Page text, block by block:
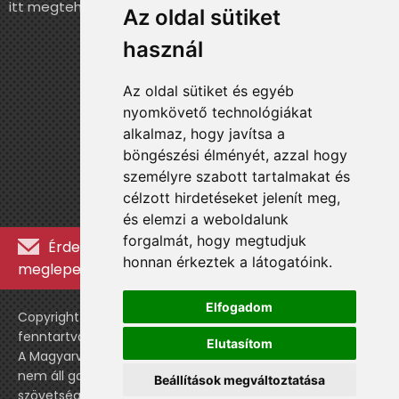
Az oldal sütiket
használ
Az oldal sütiket és egyéb
nyomkövető technológiákat
alkalmaz, hogy javítsa a
böngészési élményét, azzal hogy
személyre szabott tartalmakat és
célzott hirdetéseket jelenít meg,
és elemzi a weboldalunk
forgalmát, hogy megtudjuk
honnan érkeztek a látogatóink.
Elfogadom
Elutasítom
Beállítások megváltoztatása
itt megteheted.
Érdekességekért, kulisszatitkokért és
meglepetésekért iratkozz fel a hírlevélre »
Copyright © WebshopLady 2007-2026 Minden jog
fenntartva, kivéve a külön feltüntetett esetekben.
A Magyarvalogatott.hu egy nemhivatalos történeti oldal,
nem áll gazdasági kapcsolatban a labdarúgó
szövetséggel vagy a válogatott stábjával.